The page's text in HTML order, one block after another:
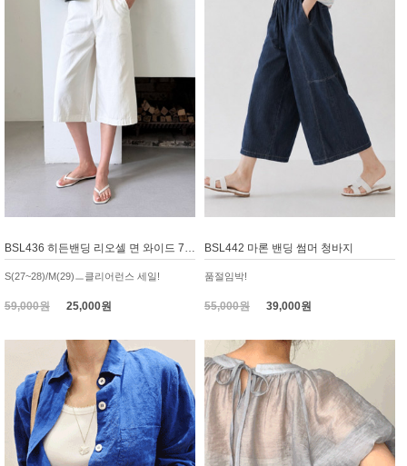
S(27~28)/M(29)ㅡ클리어런스 세일!
59,000원25,000원
BSL442 마론 밴딩 썸머 청바지
품절임박!
55,000원39,000원